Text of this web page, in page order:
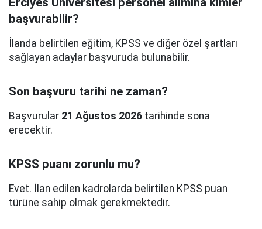
başvurabilir?
İlanda belirtilen eğitim, KPSS ve diğer özel şartları
sağlayan adaylar başvuruda bulunabilir.
Son başvuru tarihi ne zaman?
Başvurular 21 Ağustos 2026 tarihinde sona
erecektir.
KPSS puanı zorunlu mu?
Evet. İlan edilen kadrolarda belirtilen KPSS puan
türüne sahip olmak gerekmektedir.